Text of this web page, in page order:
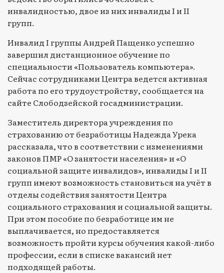
инвалидностью, двое из них инвалиды I и II
групп.
Инвалид I группы Андрей Пащенко успешно
завершил дистанционное обучение по
специальности «Пользователь компьютера».
Сейчас сотрудниками Центра ведется активная
работа по его трудоустройству, сообщается на
сайте Слободзейской госадминистрации.
Заместитель директора учреждения по
страхованию от безработицы Надежда Урека
рассказала, что в соответствии с изменениями
законов ПМР «О занятости населения» и «О
социальной защите инвалидов», инвалиды I и II
групп имеют возможность становиться на учёт в
отделы содействия занятости Центра
социального страхования и социальной защиты.
При этом пособие по безработице им не
выплачивается, но предоставляется
возможность пройти курсы обучения какой-либо
профессии, если в списке вакансий нет
подходящей работы.